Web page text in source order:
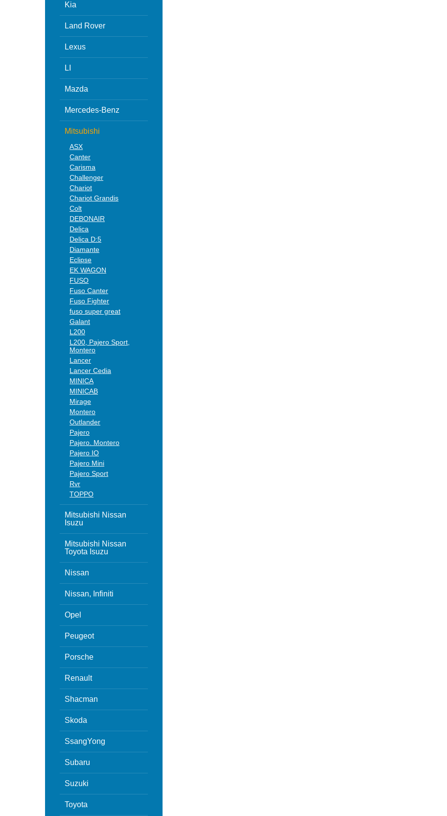
Kia
Land Rover
Lexus
LI
Mazda
Mercedes-Benz
Mitsubishi
ASX
Canter
Carisma
Challenger
Chariot
Chariot Grandis
Colt
DEBONAIR
Delica
Delica D:5
Diamante
Eclipse
EK WAGON
FUSO
Fuso Canter
Fuso Fighter
fuso super great
Galant
L200
L200, Pajero Sport,
Montero
Lancer
Lancer Cedia
MINICA
MINICAB
Mirage
Montero
Outlander
Pajero
Pajero. Montero
Pajero IO
Pajero Mini
Pajero Sport
Rvr
TOPPO
Mitsubishi Nissan
Isuzu
Mitsubishi Nissan
Toyota Isuzu
Nissan
Nissan, Infiniti
Opel
Peugeot
Porsche
Renault
Shacman
Skoda
SsangYong
Subaru
Suzuki
Toyota